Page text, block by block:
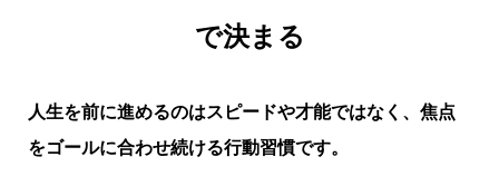
で決まる
人生を前に進めるのはスピードや才能ではなく、焦点
をゴールに合わせ続ける行動習慣です。